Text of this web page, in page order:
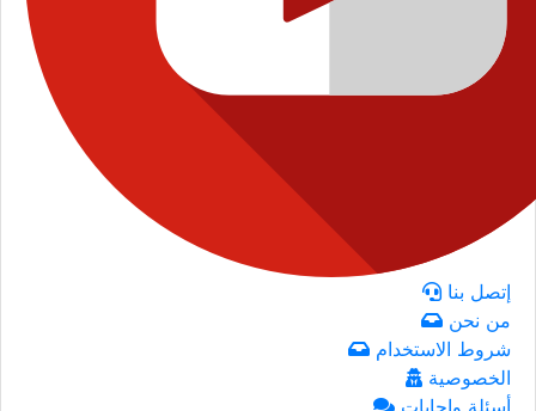
إتصل بنا
من نحن
شروط الاستخدام
الخصوصية
أسئلة وإجابات